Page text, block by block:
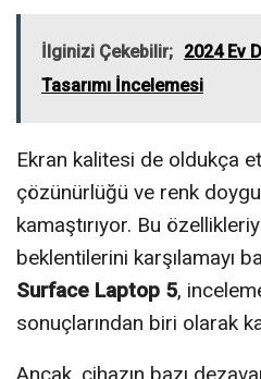
İlginizi Çekebilir; 2024 Ev
Tasarımı İncelemesi
Ekran kalitesi de oldukça
çözünürlüğü ve renk
kamaştırıyor. Bu
beklentilerini karşılamayı
Surface Laptop 5,
sonuçlarından biri olarak